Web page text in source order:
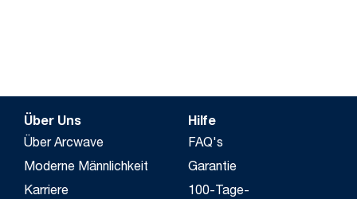
Über Uns
Über Arcwave
Moderne Männlichkeit
Karriere
Hilfe
FAQ's
Garantie
100-Tage-